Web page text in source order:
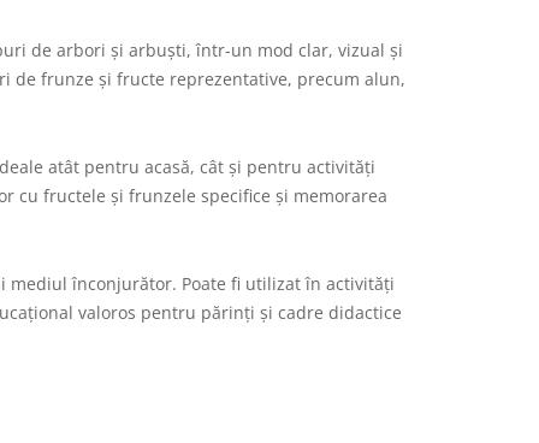
de arbori și arbuști, într-un mod clar, vizual și
de frunze și fructe reprezentative, precum alun,
atât pentru acasă, cât și pentru activități
cu fructele și frunzele specifice și memorarea
înconjurător. Poate fi utilizat în activități
valoros pentru părinți și cadre didactice